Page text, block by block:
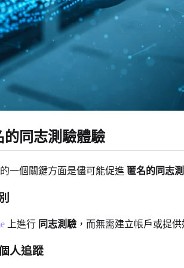
的同志測驗體驗
的一個關鍵方面是儘可能促進 匿名的同志
上進行 同志測驗 ，而無需建立帳戶或提
人追蹤